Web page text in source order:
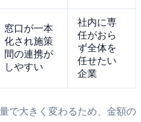
窓口が一本
化され施策
間の連携が
しやすい
社内に専
任がおら
ず全体を
任せたい
企業
で大きく変わるため、金額の